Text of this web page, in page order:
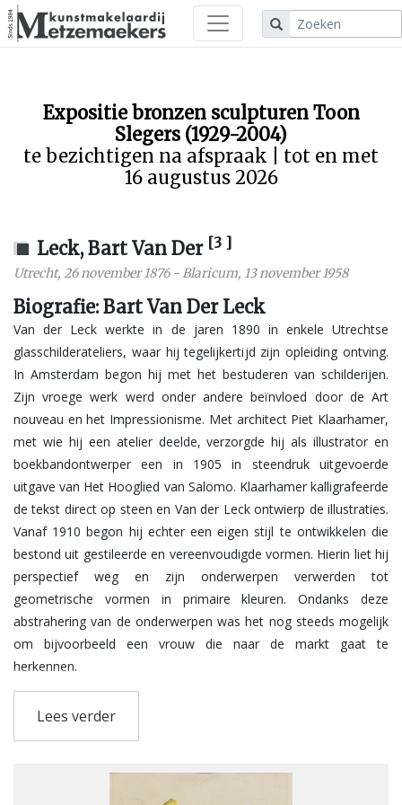
Expositie bronzen sculpturen Toon
Slegers (1929-2004)
te bezichtigen na afspraak | tot en met
16 augustus 2026
Leck, Bart Van Der [3 ]
Utrecht, 26 november 1876-Blaricum, 13 november 1958
Biografie: Bart Van Der Leck
Van der Leck werkte in de jaren 1890 in enkele Utrechtse
glasschilderateliers, waar hij tegelijkertijd zijn opleiding ontving.
In Amsterdam begon hij met het bestuderen van schilderijen.
Zijn vroege werk werd onder andere beïnvloed door de Art
nouveau en het Impressionisme. Met architect Piet Klaarhamer,
met wie hij een atelier deelde, verzorgde hij als illustrator en
boekbandontwerper een in 1905 in steendruk uitgevoerde
uitgave van Het Hooglied van Salomo. Klaarhamer kalligrafeerde
de tekst direct op steen en Van der Leck ontwierp de illustraties.
Vanaf 1910 begon hij echter een eigen stijl te ontwikkelen die
bestond uit gestileerde en vereenvoudigde vormen. Hierin liet hij
perspectief weg en zijn onderwerpen verwerden tot
geometrische vormen in primaire kleuren. Ondanks deze
abstrahering van de onderwerpen was het nog steeds mogelijk
om bijvoorbeeld een vrouw die naar de markt gaat te
herkennen.
groepje kunstenaars bezig met (geometrische) abstracte,
daarom erg geïnteresseerd in het werk van Van der Leck. In
Lees verder